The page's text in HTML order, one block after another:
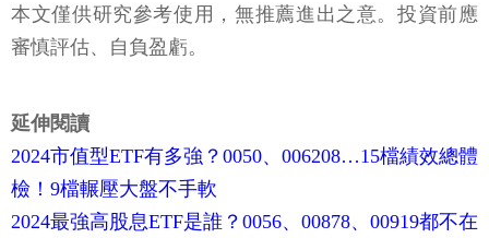
本文僅供研究參考使用，無推薦進出之意。投資前應
審慎評估、自負盈虧。
延伸閱讀
2024市值型ETF有多強？0050、006208…15檔績效總體
檢！9檔輾壓大盤不手軟
2024最強高股息ETF是誰？0056、00878、00919都不在